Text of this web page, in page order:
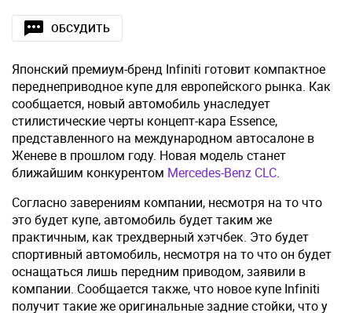
ОБСУДИТЬ
Японский премиум-бренд Infiniti готовит компактное
переднеприводное купе для европейского рынка. Как
сообщается, новый автомобиль унаследует
стилистические черты концепт-кара Essence,
представленного на международном автосалоне в
Женеве в прошлом году. Новая модель станет
ближайшим конкурентом Mercedes-Benz CLC.
Согласно заверениям компании, несмотря на то что
это будет купе, автомобиль будет таким же
практичным, как трехдверный хэтчбек. Это будет
спортивный автомобиль, несмотря на то что он будет
оснащаться лишь передним приводом, заявили в
компании. Сообщается также, что новое купе Infiniti
получит такие же оригинальные задние стойки, что у